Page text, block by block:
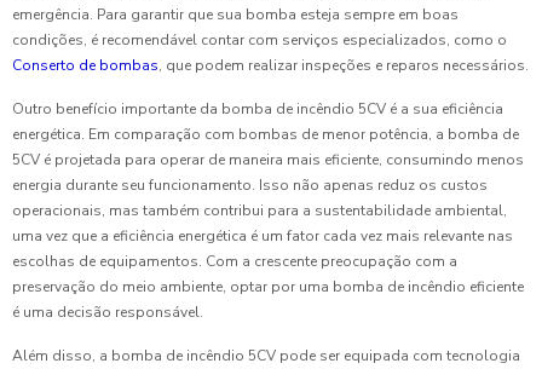
emergência. Para garantir que sua bomba esteja sempre em boas
condições, é recomendável contar com serviços especializados, como o
Conserto de bombas, que podem realizar inspeções e reparos necessários.
Outro benefício importante da bomba de incêndio 5CV é a sua eficiência
energética. Em comparação com bombas de menor potência, a bomba de
5CV é projetada para operar de maneira mais eficiente, consumindo menos
energia durante seu funcionamento. Isso não apenas reduz os custos
operacionais, mas também contribui para a sustentabilidade ambiental,
uma vez que a eficiência energética é um fator cada vez mais relevante nas
escolhas de equipamentos. Com a crescente preocupação com a
preservação do meio ambiente, optar por uma bomba de incêndio eficiente
é uma decisão responsável.
Além disso, a bomba de incêndio 5CV pode ser equipada com tecnologia